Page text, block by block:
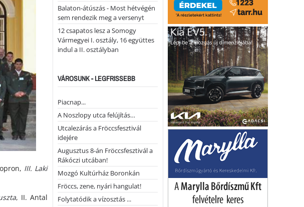
III. Laki
, II. Antal
Balaton-átúszás - Most hétvégén
sem rendezik meg a versenyt
12 csapatos lesz a Somogy
Vármegyei I. osztály, 16 együttes
indul a II. osztályban
VÁROSUNK - LEGFRISSEBB
Piacnap...
A Noszlopy utca felújítás…
Utcalezárás a Fröccsfesztivál
idejére
Augusztus 8-án Fröccsfesztivál a
Rákóczi utcában!
Mozgó Kultúrház Boronkán
Fröccs, zene, nyári hangulat!
Folytatódik a vízosztás ...